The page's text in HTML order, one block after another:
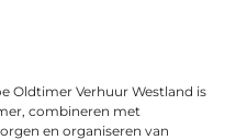
Oldtimer Verhuur Westland is
combineren met
en organiseren van